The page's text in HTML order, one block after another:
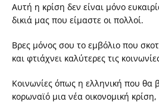
Αυτή η κρίση δεν είναι μόνο
δικιά μας που είμαστε οι πολλοί.
Βρες μόνος σου το εμβόλιο που
και φτιάχνει καλύτερες τις
Κοινωνίες όπως η ελληνική που θα
κορωναϊό μια νέα οικονομική